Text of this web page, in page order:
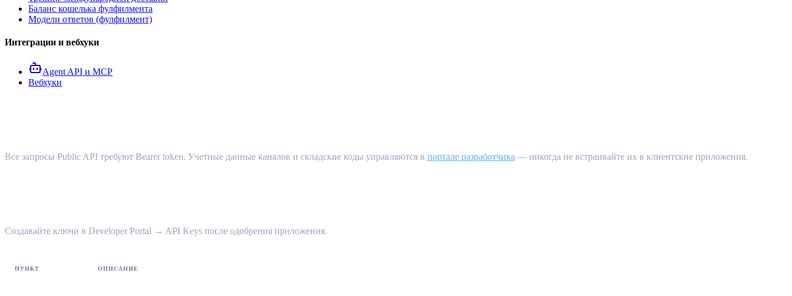
Баланс кошелька фулфилмента
Модели ответов (фулфилмент)
Интеграции и вебхуки
Agent API и MCP
Вебхуки
Все запросы Public API требуют Bearer token. Учетные данные каналов и складские коды управляются в портале разработчика — никогда не встраивайте их в клиентские приложения.
Создавайте ключи в Developer Portal → API Keys после одобрения приложения.
ПУНКТ ОПИСАНИЕ